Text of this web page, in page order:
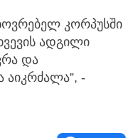
კორპუსში
ადგილი
და
აიკრძალა”, -